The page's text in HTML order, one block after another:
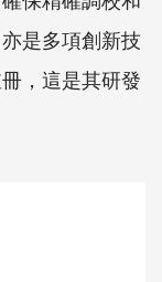
是多項創新技
，這是其研發